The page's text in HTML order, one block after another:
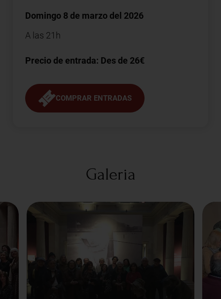
Domingo 8 de marzo del 2026
A las 21h
Precio de entrada: Des de 26€
COMPRAR ENTRADAS
Galeria